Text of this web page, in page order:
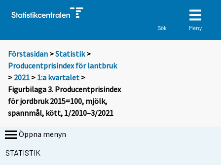
Sök Meny
Förstasidan >Statistik >
Producentprisindex för lantbruk
> 2021 > 1:a kvartalet >
Figurbilaga 3. Producentprisindex
för jordbruk 2015=100, mjölk,
spannmål, kött, 1/2010–3/2021
Öppna menyn
STATISTIK